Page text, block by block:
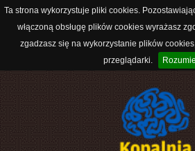
Ta strona wykorzystuje pliki cookies.
włączoną obsługę plików cookies wyrażasz
zgadzasz się na wykorzystanie plików
przeglądarki.